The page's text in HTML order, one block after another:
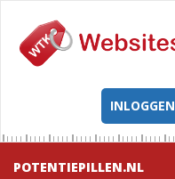
INLOGGEN
POTENTIEPILLEN.NL